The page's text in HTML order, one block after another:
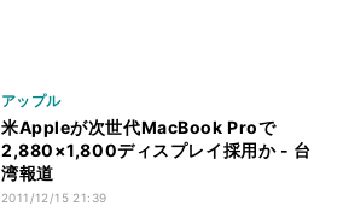
アップル
米Appleが次世代MacBook Proで
2,880×1,800ディスプレイ採用か - 台
湾報道
2011/12/15 21:39